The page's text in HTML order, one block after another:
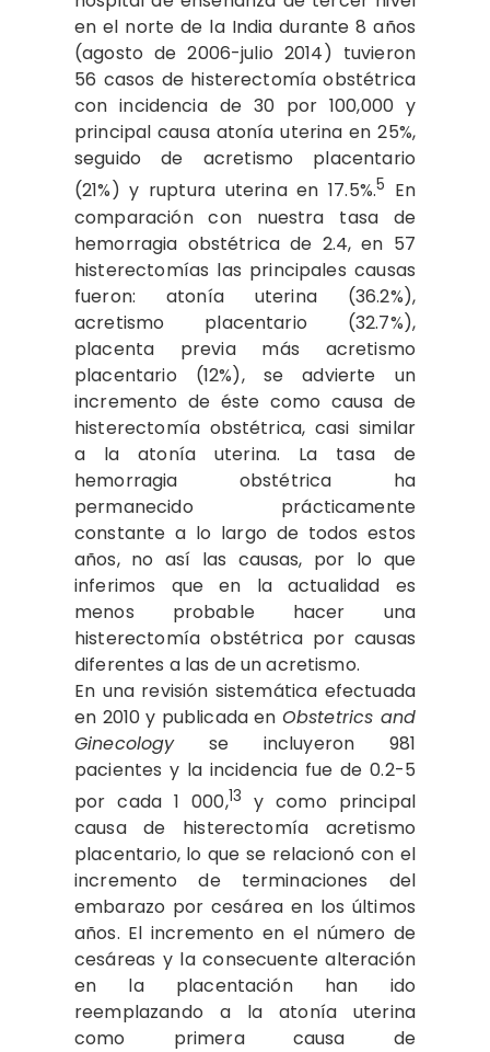
en el norte de la India durante 8 años
(agosto de 2006-julio 2014) tuvieron
56 casos de histerectomía obstétrica
con incidencia de 30 por 100,000 y
principal causa atonía uterina en 25%,
seguido de acretismo placentario
(21%) y ruptura uterina en 17.5%.5 En
comparación con nuestra tasa de
hemorragia obstétrica de 2.4, en 57
histerectomías las principales causas
fueron: atonía uterina (36.2%),
acretismo placentario (32.7%),
placenta previa más acretismo
placentario (12%), se advierte un
incremento de éste como causa de
histerectomía obstétrica, casi similar
a la atonía uterina. La tasa de
hemorragia obstétrica ha
permanecido prácticamente
constante a lo largo de todos estos
años, no así las causas, por lo que
inferimos que en la actualidad es
menos probable hacer una
histerectomía obstétrica por causas
diferentes a las de un acretismo.
En una revisión sistemática efectuada
en 2010 y publicada en Obstetrics and
Ginecologyse incluyeron 981
pacientes y la incidencia fue de 0.2-5
por cada 1 000,13
y como principal
causa de histerectomía acretismo
placentario, lo que se relacionó con el
incremento de terminaciones del
embarazo por cesárea en los últimos
años. El incremento en el número de
cesáreas y la consecuente alteración
en la placentación han ido
reemplazando a la atonía uterina
como primera causa de